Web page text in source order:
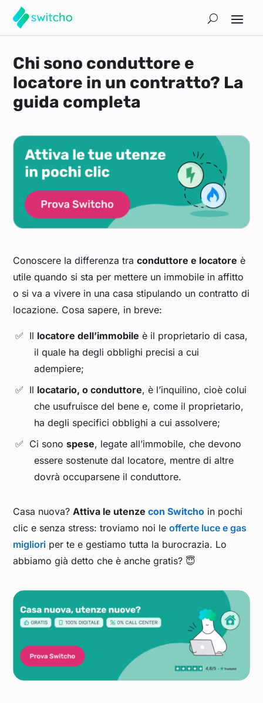
Chi sono conduttore e
locatore in un contratto? La
guida completa
Conoscere la differenza traconduttore e locatore è
utile quando si sta per mettere un immobile in affitto
o si va a vivere in una casa stipulando un contratto di
locazione. Cosa sapere, in breve:
Il locatore dell’immobile è il proprietario di casa,
il quale ha degli obblighi precisi a cui
adempiere;
Il locatario, o conduttore, è l’inquilino, cioè colui
che usufruisce del bene e, come il proprietario,
ha degli specifici obblighi a cui assolvere;
Ci sono spese, legate all’immobile, che devono
essere sostenute dal locatore, mentre di altre
dovrà occuparsene il conduttore.
Casa nuova?Attiva le utenzecon Switcho in pochi
clic e senza stress: troviamo noi leofferte luce e gas
migliori per te e gestiamo tutta la burocrazia. Lo
abbiamo già detto che è anche gratis? 😇